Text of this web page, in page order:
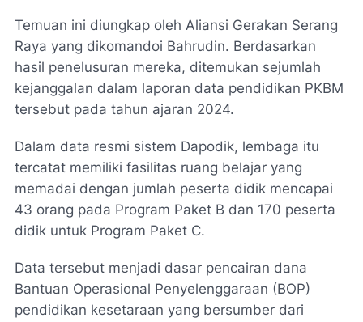
Temuan ini diungkap oleh Aliansi Gerakan Serang
Raya yang dikomandoi Bahrudin. Berdasarkan
hasil penelusuran mereka, ditemukan sejumlah
kejanggalan dalam laporan data pendidikan PKBM
tersebut pada tahun ajaran 2024.
Dalam data resmi sistem Dapodik, lembaga itu
tercatat memiliki fasilitas ruang belajar yang
memadai dengan jumlah peserta didik mencapai
43 orang pada Program Paket B dan 170 peserta
didik untuk Program Paket C.
Data tersebut menjadi dasar pencairan dana
Bantuan Operasional Penyelenggaraan (BOP)
pendidikan kesetaraan yang bersumber dari